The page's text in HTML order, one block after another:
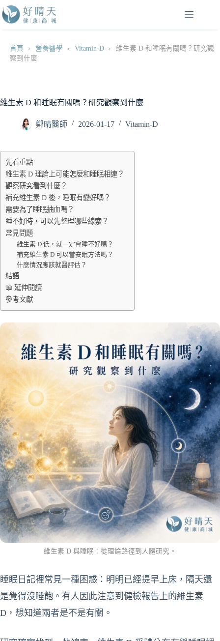
跳
至
首頁 › 營養醫學 › Vitamin-D ›
維生素 D 和睡眠有關嗎？研究觀
察到什麼
維生素 D 和睡眠有關嗎？研究觀察到什麼
鄭晴醫師 2026-01-17 Vitamin-D
先看重點
維生素 D 理論上可能怎麼和睡眠相連？
觀察研究看到什麼？
補充維生素 D 後，睡眠有變好嗎？
需要為了睡眠抽血嗎？
睡不好時，可以先整理哪些線索？
常見問題
維生素 D 低，就一定會睡不好嗎？
補充維生素 D 可以當安眠方法嗎？
什麼情況應該就醫評估？
結語
📖 延伸閱讀
參考文獻
維生素 D 與睡眠：從理論路徑到人體研究。
睡眠日記裡常見一種困惑：明明已經提早上床，隔天還
是覺得沒睡飽。有人因此注意到健檢報告上的維生素
D，想知道兩者是不是有關。